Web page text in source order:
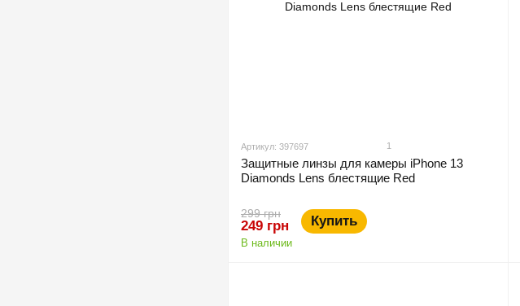
Артикул: 397697 1
Защитные линзы для камеры iPhone 13
Diamonds Lens блестящие Red
299 грн
249 грн Купить
В наличии